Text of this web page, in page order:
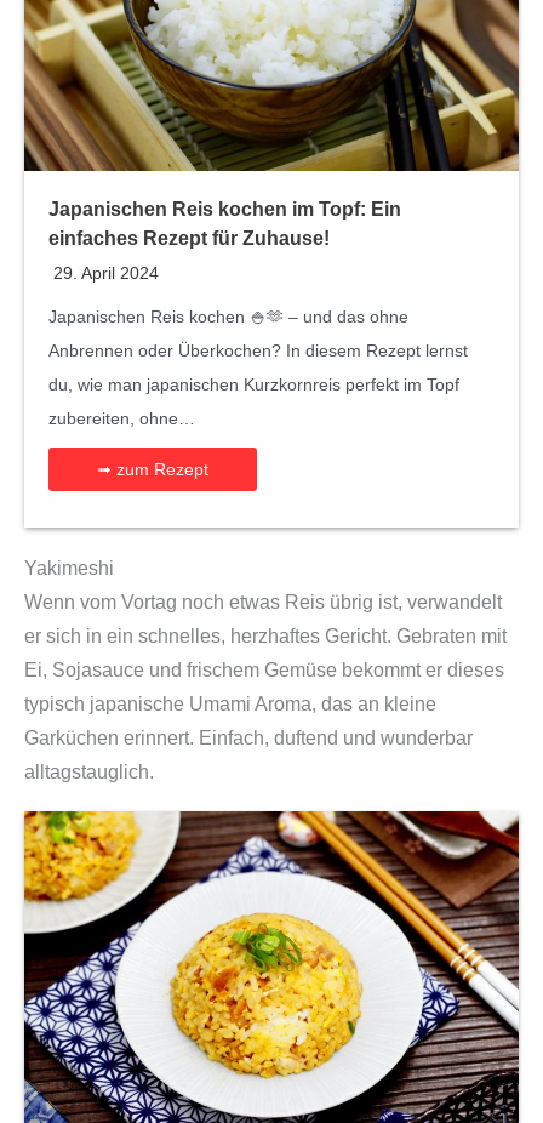
Japanischen Reis kochen im Topf: Ein
einfaches Rezept für Zuhause!
29. April 2024
Japanischen Reis kochen 🍚🫶 – und das ohne
Anbrennen oder Überkochen? In diesem Rezept lernst
du, wie man japanischen Kurzkornreis perfekt im Topf
zubereiten, ohne…
➟ zum Rezept
Yakimeshi
Wenn vom Vortag noch etwas Reis übrig ist, verwandelt
er sich in ein schnelles, herzhaftes Gericht. Gebraten mit
Ei, Sojasauce und frischem Gemüse bekommt er dieses
typisch japanische Umami Aroma, das an kleine
Garküchen erinnert. Einfach, duftend und wunderbar
alltagstauglich.